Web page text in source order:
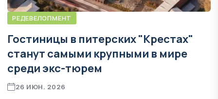
РЕДЕВЕЛОПМЕНТ
Гостиницы в питерских "Крестах"
станут самыми крупными в мире
среди экс-тюрем
26 ИЮН. 2026